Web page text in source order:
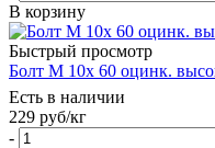
В корзину
Быстрый просмотр
Болт М 10х 60 оцинк.
Есть в наличии
229 руб/кг
-